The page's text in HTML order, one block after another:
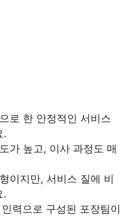
로 한 안정적인 서비스
.
가 높고, 이사 과정도 매
이지만, 서비스 질에 비
.
력으로 구성된 포장팀이